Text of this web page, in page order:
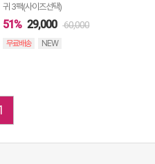
귀 3팩(사이즈선택)
51% 29,000 60,000
무료배송 NEW